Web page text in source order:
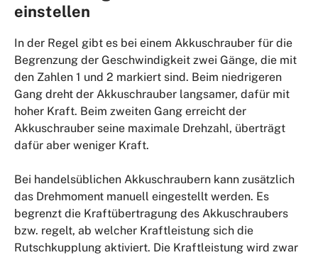
einstellen
In der Regel gibt es bei einem Akkuschrauber für die
Begrenzung der Geschwindigkeit zwei Gänge, die mit
den Zahlen 1 und 2 markiert sind. Beim niedrigeren
Gang dreht der Akkuschrauber langsamer, dafür mit
hoher Kraft. Beim zweiten Gang erreicht der
Akkuschrauber seine maximale Drehzahl, überträgt
dafür aber weniger Kraft.
Bei handelsüblichen Akkuschraubern kann zusätzlich
das Drehmoment manuell eingestellt werden. Es
begrenzt die Kraftübertragung des Akkuschraubers
bzw. regelt, ab welcher Kraftleistung sich die
Rutschkupplung aktiviert. Die Kraftleistung wird zwar